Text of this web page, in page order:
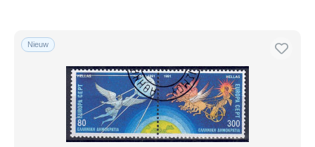
Nieuw